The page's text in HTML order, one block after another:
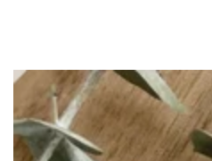
ZU DEN
PRODUKTINFORMATIONEN
SPRINGEN